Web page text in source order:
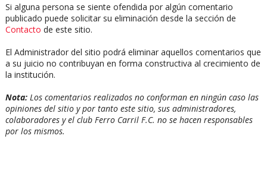
Si alguna persona se siente ofendida por algún comentario
publicado puede solicitar su eliminación desde la sección de
Contacto de este sitio.
El Administrador del sitio podrá eliminar aquellos comentarios que
a su juicio no contribuyan en forma constructiva al crecimiento de
la institución.
Nota:Los comentarios realizados no conforman en ningún caso las
opiniones del sitio y por tanto este sitio, sus administradores,
colaboradores y el club Ferro Carril F.C. no se hacen responsables
por los mismos.